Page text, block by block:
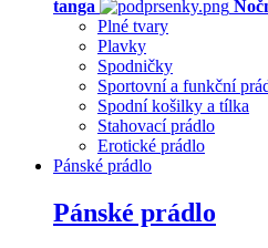
tanga
Plné tvary
Plavky
Spodničky
Sportovní a funkční
Spodní košilky a tílka
Stahovací prádlo
Erotické prádlo
Pánské prádlo
Pánské prádlo